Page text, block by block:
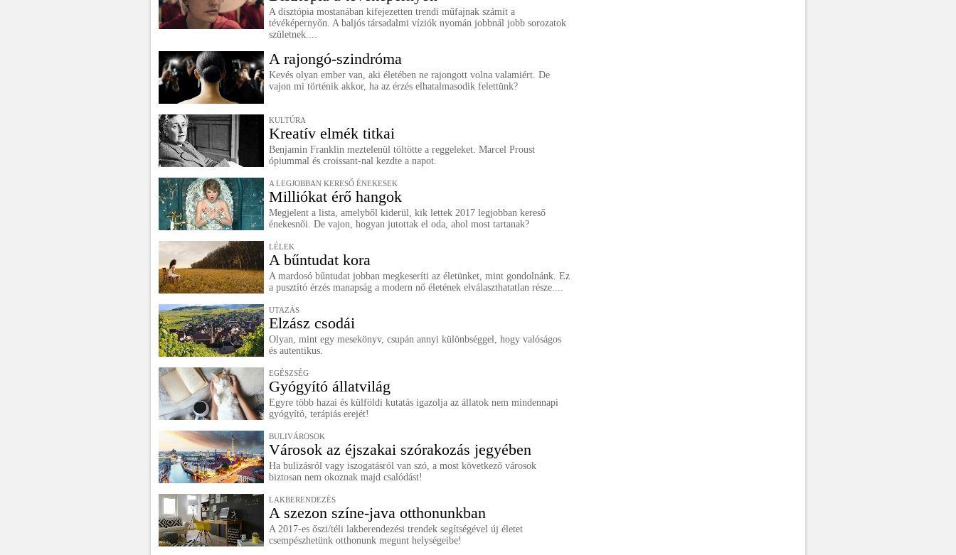
A disztópia mostanában kifejezetten trendi műfajnak számít a
tévéképernyőn. A baljós társadalmi víziók nyomán jobbnál jobb sorozatok
születnek....
A rajongó-szindróma
Kevés olyan ember van, aki életében ne rajongott volna valamiért. De
vajon mi történik akkor, ha az érzés elhatalmasodik felettünk?
KULTÚRA
Kreatív elmék titkai
Benjamin Franklin meztelenül töltötte a reggeleket. Marcel Proust
ópiummal és croissant-nal kezdte a napot.
A LEGJOBBAN KERESŐ ÉNEKESEK
Milliókat érő hangok
Megjelent a lista, amelyből kiderül, kik lettek 2017 legjobban kereső
énekesnői. De vajon, hogyan jutottak el oda, ahol most tartanak?
LÉLEK
A bűntudat kora
A mardosó bűntudat jobban megkeseríti az életünket, mint gondolnánk. Ez
a pusztító érzés manapság a modern nő életének elválaszthatatlan része....
UTAZÁS
Elzász csodái
Olyan, mint egy mesekönyv, csupán annyi különbséggel, hogy valóságos
és autentikus.
EGÉSZSÉG
Gyógyító állatvilág
Egyre több hazai és külföldi kutatás igazolja az állatok nem mindennapi
gyógyító, terápiás erejét!
BULIVÁROSOK
Városok az éjszakai szórakozás jegyében
Ha bulizásról vagy iszogatásról van szó, a most következő városok
biztosan nem okoznak majd csalódást!
LAKBERENDEZÉS
A szezon színe-java otthonunkban
A 2017-es őszi/téli lakberendezési trendek segítségével új életet
csempészhetünk otthonunk megunt helységeibe!